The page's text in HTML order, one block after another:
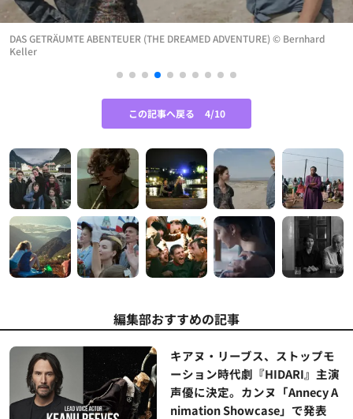
DAS GETRÄUMTE ABENTEUER (THE DREAMED ADVENTURE) © Bernhard
Keller
この記事へ戻る 4/10
編集部おすすめの記事
キアヌ・リーブス、ストップモ
ーション時代劇『HIDARI』主演
声優に決定。カンヌ「Annecy A
nimation Showcase」で発表